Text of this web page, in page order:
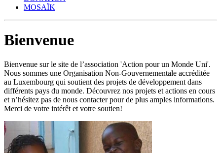
MOSAÏK
Bienvenue
Bienvenue sur le site de l’association 'Action pour un Monde Uni'.
Nous sommes une Organisation Non-Gouvernementale accréditée
au Luxembourg qui soutient des projets de développement dans
différents pays du monde. Découvrez nos projets et actions en cours
et n’hésitez pas de nous contacter pour de plus amples informations.
Merci de votre intérêt et votre soutien!